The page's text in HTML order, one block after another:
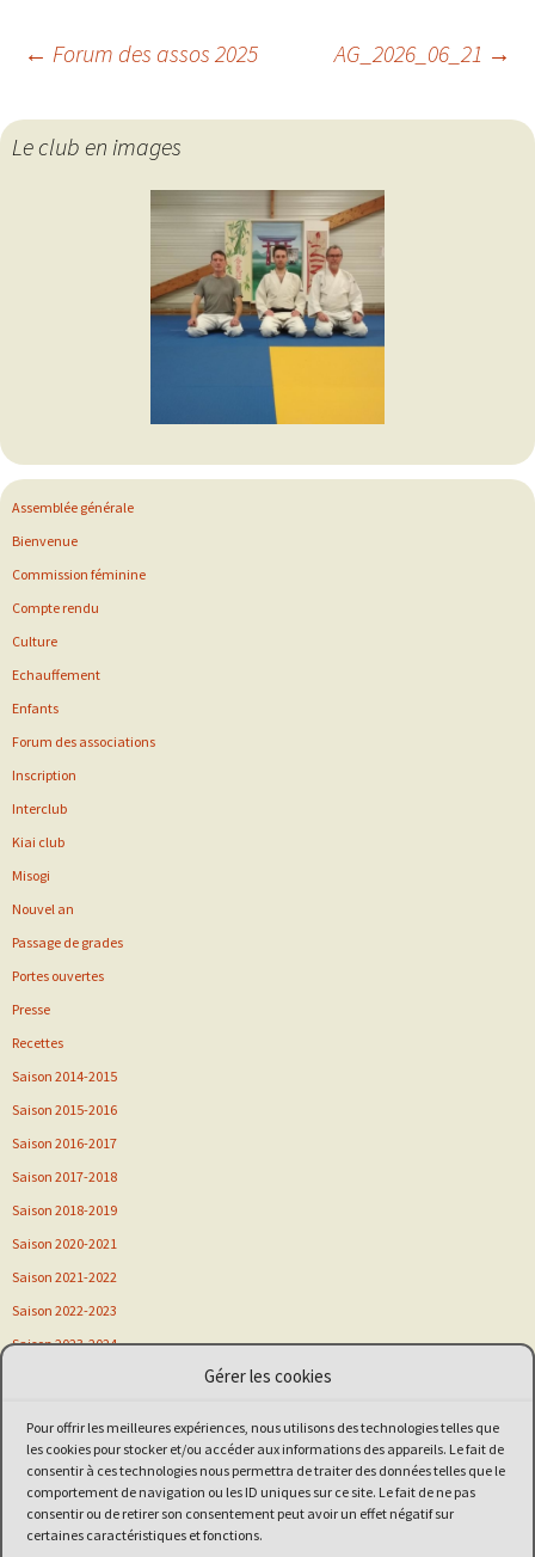
Gérer les cookies
Pour offrir les meilleures expériences, nous utilisons des technologies telles que
les cookies pour stocker et/ou accéder aux informations des appareils. Le fait de
consentir à ces technologies nous permettra de traiter des données telles que le
comportement de navigation ou les ID uniques sur ce site. Le fait de ne pas
consentir ou de retirer son consentement peut avoir un effet négatif sur
certaines caractéristiques et fonctions.
Navigation
des
articles
← Forum des assos 2025 AG_2026_06_21 →
Le club en images
Assemblée générale
Bienvenue
Commission féminine
Compte rendu
Culture
Echauffement
Enfants
Forum des associations
Inscription
Interclub
Kiai club
Misogi
Nouvel an
Passage de grades
Portes ouvertes
Presse
Recettes
Saison 2014-2015
Saison 2015-2016
Saison 2016-2017
Saison 2017-2018
Saison 2018-2019
Saison 2020-2021
Saison 2021-2022
Saison 2022-2023
Saison 2023-2024
Sortie
Stage
Vitalsport
Voeux de nouvel an